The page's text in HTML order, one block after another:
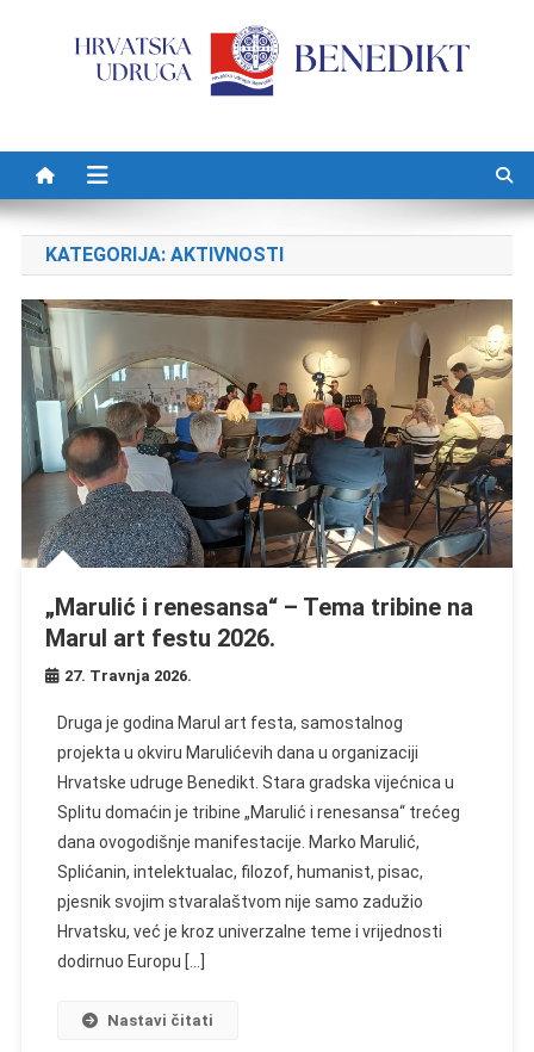
KATEGORIJA: AKTIVNOSTI
„Marulić i renesansa“ – Tema tribine na
Marul art festu 2026.
27. Travnja 2026.
Druga je godina Marul art festa, samostalnog
projekta u okviru Marulićevih dana u organizaciji
Hrvatske udruge Benedikt. Stara gradska vijećnica u
Splitu domaćin je tribine „Marulić i renesansa“ trećeg
dana ovogodišnje manifestacije. Marko Marulić,
Splićanin, intelektualac, filozof, humanist, pisac,
pjesnik svojim stvaralaštvom nije samo zadužio
Hrvatsku, već je kroz univerzalne teme i vrijednosti
dodirnuo Europu […]
Nastavi čitati